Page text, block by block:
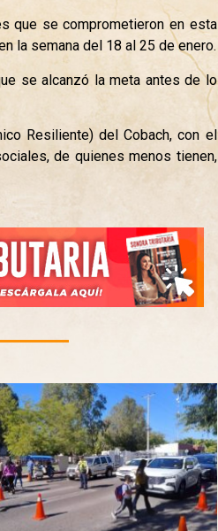
que se comprometieron en esta
la semana del 18 al 25 de enero.
se alcanzó la meta antes de lo
Resiliente) del Cobach, con el
de quienes menos tienen,